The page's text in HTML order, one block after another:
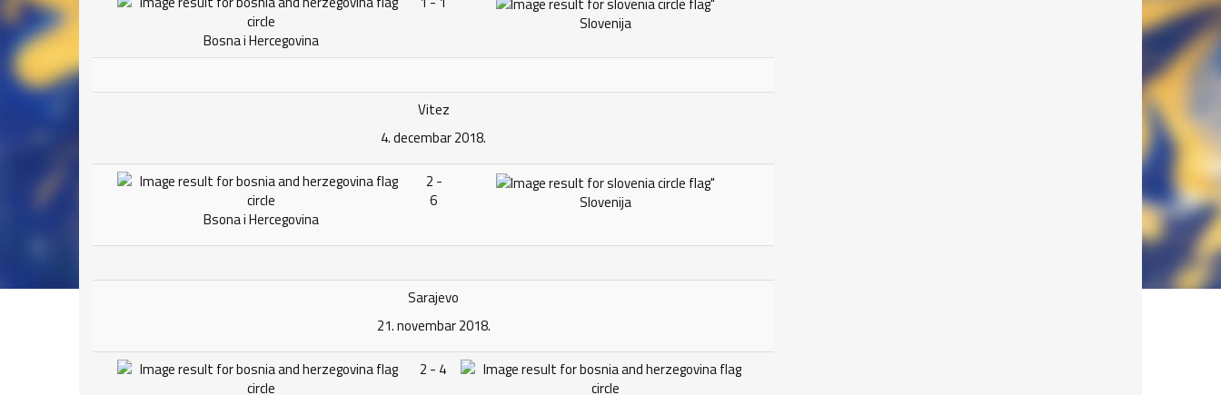
Bosna i Hercegovina
Slovenija
Vitez
4. decembar 2018.
Bsona i Hercegovina
2 -
6
Slovenija
Sarajevo
21. novembar 2018.
2 - 4